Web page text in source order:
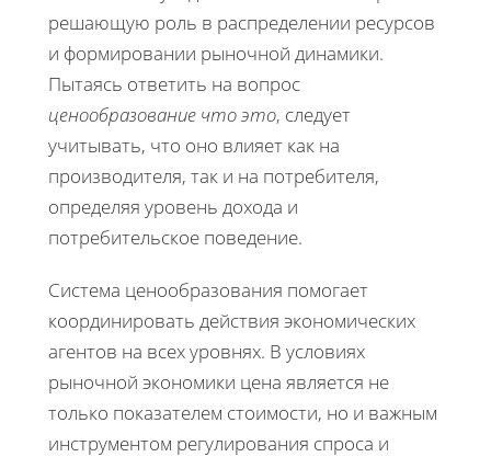
решающую роль в распределении ресурсов
и формировании рыночной динамики.
Пытаясь ответить на вопрос
ценообразование что это, следует
учитывать, что оно влияет как на
производителя, так и на потребителя,
определяя уровень дохода и
потребительское поведение.
Система ценообразования помогает
координировать действия экономических
агентов на всех уровнях. В условиях
рыночной экономики цена является не
только показателем стоимости, но и важным
инструментом регулирования спроса и